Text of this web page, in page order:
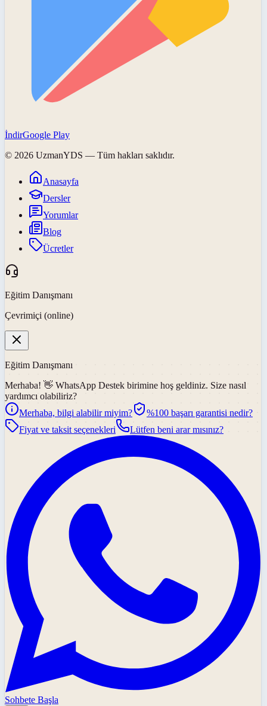
İndirGoogle Play
© 2026 UzmanYDS — Tüm hakları saklıdır.
Anasayfa
Dersler
Yorumlar
Blog
Ücretler
Eğitim Danışmanı
Çevrimiçi (online)
Eğitim Danışmanı
Merhaba! 👋 WhatsApp Destek birimine hoş geldiniz. Size nasıl
yardımcı olabiliriz?
Merhaba, bilgi alabilir miyim?
%100 başarı garantisi nedir?
Fiyat ve taksit seçenekleri
Lütfen beni arar mısınız?
Sohbete Başla